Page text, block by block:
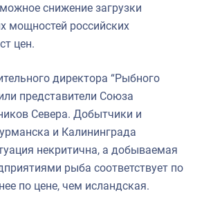
снижение загрузки
мощностей российских
цен.
директора “Рыбного
представители Союза
Севера. Добытчики и
и Калининграда
некритична, а добываемая
рыба соответствует по
по цене, чем исландская.